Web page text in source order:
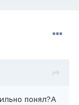
понял?А